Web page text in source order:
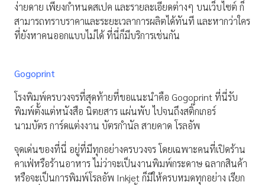
ง่ายดาย เพียงกำหนดสเปค และรายละเอียดต่างๆ บนเว็บไซต์ ก็
สามารถทราบราคาและระยะเวลาการผลิตได้ทันที และหากว่าใคร
ที่ยังหาคนออกแบบไม่ได้ ที่นี่ก็มีบริการเช่นกัน
Gogoprint
โรงพิมพ์ครบวงจรที่สุดท้ายที่ขอแนะนำคือ Gogoprint ที่นี่รับ
พิมพ์ตั้งแต่หนังสือ นิตยสาร แผ่นพับ ไปจนถึงสติ๊กเกอร์
นามบัตร การ์ดแต่งงาน บัตรกำนัล สายคาด โรลอัพ
จุดเด่นของที่นี่ อยู่ที่มีทุกอย่างครบวงจร โดยเฉพาะคนที่เปิดร้าน
คาเฟ่หรือร้านอาหาร ไม่ว่าจะเป็นงานพิมพ์กระดาษ ฉลากสินค้า
หรือจะเป็นการพิมพ์โรลอัพ Inkjet ก็มีให้ครบหมดทุกอย่าง เรียก